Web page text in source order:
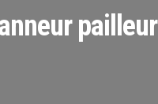
pailleur